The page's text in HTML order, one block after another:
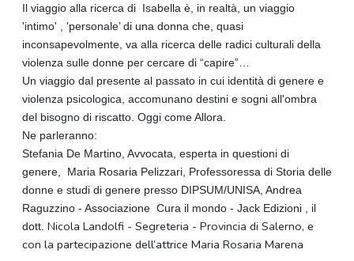
Il viaggio alla ricerca di Isabella è, in realtà, un viaggio
'intimo' , 'personale’ di una donna che, quasi
inconsapevolmente, va alla ricerca delle radici culturali della
violenza sulle donne per cercare di “capire”…
Un viaggio dal presente al passato in cui identità di genere e
violenza psicologica, accomunano destini e sogni all'ombra
del bisogno di riscatto. Oggi come Allora.
Ne parleranno:
Stefania De Martino, Avvocata, esperta in questioni di
genere, Maria Rosaria Pelizzari, Professoressa di Storia delle
donne e studi di genere presso DIPSUM/UNISA, Andrea
Raguzzino - Associazione Cura il mondo - Jack Edizioni , il
dott. Nicola Landolfi - Segreteria - Provincia di Salerno, e
con la partecipazione dell’attrice Maria Rosaria Marena